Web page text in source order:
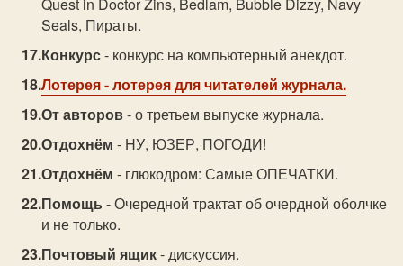
Seals, Пираты.
Конкурс- конкурс на компьютерный анекдот.
Лотерея- лотерея для читателей журнала.
От авторов- о третьем выпуске журнала.
Отдохнём - HУ, ЮЗЕР, ПОГОДИ!
Отдохнём - глюкодром: Самые ОПЕЧАТКИ.
Помощь - Очередной трактат об очердной оболчке
и не только.
Почтовый ящик- дискуссия.